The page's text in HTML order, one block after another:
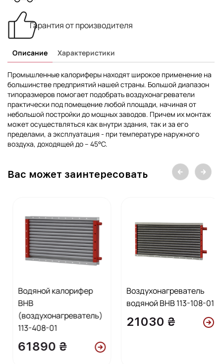
Гарантия от производителя
Описание Характеристики
Промышленные калориферы находят широкое применение на
большинстве предприятий нашей страны. Большой диапазон
типоразмеров помогает подобрать воздухонагреватели
практически под помещение любой площади, начиная от
небольшой постройки до мощных заводов. Причем их монтаж
может осуществляться как внутри здания, так и за его
пределами, а эксплуатация - при температуре наружного
воздуха, доходящей до – 45°С.
Вас может заинтересовать
Водяной калорифер
ВНВ
(воздухонагреватель)
113-408-01
61890 ₴
Воздухонагреватель
водяной ВНВ 113-108-01
21030 ₴